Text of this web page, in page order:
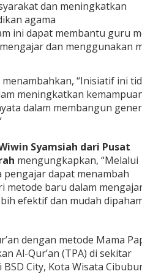
dan meningkatkan
agama
ini dapat membantu guru
dan menggunakan
menambahkan, “Inisiatif ini
meningkatkan
dalam membangun
Syamsiah dari Pusat
mengungkapkan, “Melalui
dapat menambah
metode baru dalam
efektif dan mudah
dengan metode Mama
Al-Qur’an (TPA) di sekitar
City, Kota Wisata
Warga